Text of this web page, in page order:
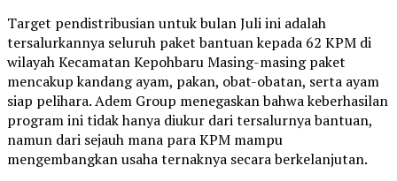
Target pendistribusian untuk bulan Juli ini adalah
tersalurkannya seluruh paket bantuan kepada 62 KPM di
wilayah Kecamatan Kepohbaru Masing-masing paket
mencakup kandang ayam, pakan, obat-obatan, serta ayam
siap pelihara. Adem Group menegaskan bahwa keberhasilan
program ini tidak hanya diukur dari tersalurnya bantuan,
namun dari sejauh mana para KPM mampu
mengembangkan usaha ternaknya secara berkelanjutan.